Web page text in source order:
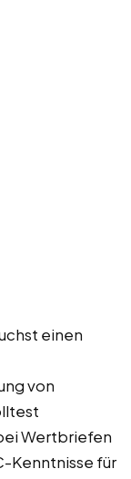
einen
von
Wertbriefen
Kenntnisse für